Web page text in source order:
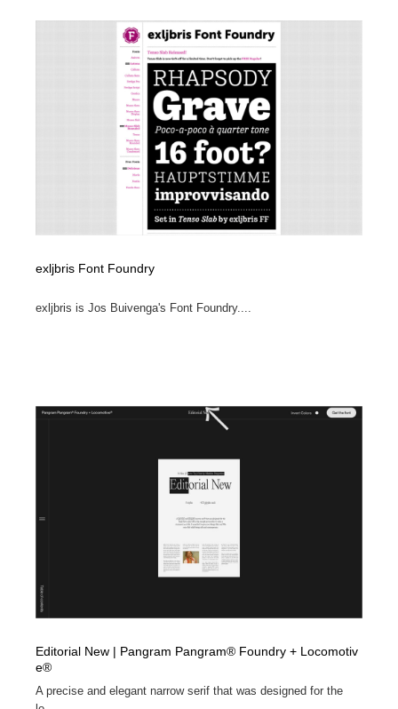
exljbris Font Foundry
exljbris is Jos Buivenga's Font Foundry....
Editorial New | Pangram Pangram® Foundry + Locomotiv
e®
A precise and elegant narrow serif that was designed for the